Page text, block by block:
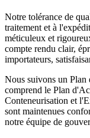
Notre tolérance de
traitement et à
méticuleux et
compte rendu clair,
importateurs,
Nous suivons un Plan
comprend le Plan
Conteneurisation et
sont maintenues
notre équipe de